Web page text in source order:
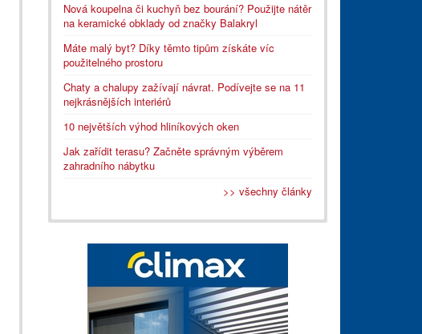
Nová koupelna či kuchyň bez bourání? Použijte nátěr
na keramické obklady od značky Balakryl
Máte malý byt? Díky těmto tipům získáte víc
použitelného prostoru
Chaty a chalupy zažívají návrat. Podívejte se na 11
nejkrásnějších interiérů
10 největších výhod hliníkových oken
Jak zařídit terasu? Začněte správným výběrem
zahradního nábytku
>> všechny články